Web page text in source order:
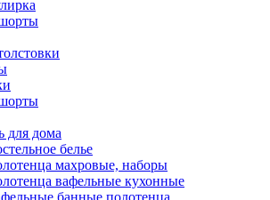
для дома
белье
махровые, наборы
вафельные кухонные
банные полотенца